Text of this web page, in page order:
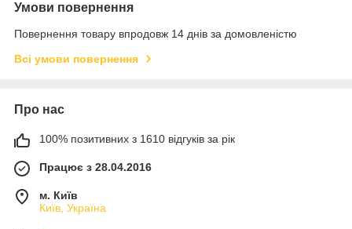
Умови повернення
Повернення товару впродовж 14 днів за домовленістю
Всі умови повернення
Про нас
100% позитивних з 1610 відгуків за рік
Працює з 28.04.2016
м. Київ
Київ, Україна